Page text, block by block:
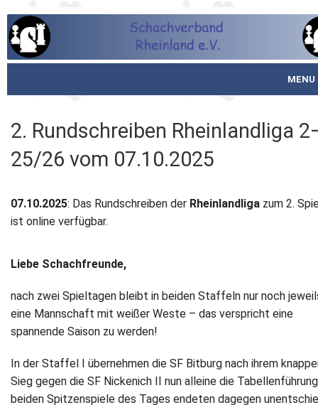
MENU
Schachjugend
Service
Kontakt
2. Rundschreiben Rheinlandliga
25/26 vom 07.10.2025
07.10.2025: Das Rundschreiben der Rheinlandliga zum 2.
ist online verfügbar.
Liebe Schachfreunde,
nach zwei Spieltagen bleibt in beiden Staffeln nur noch
eine Mannschaft mit weißer Weste – das verspricht eine
spannende Saison zu werden!
In der Staffel I übernehmen die SF Bitburg nach ihrem
Sieg gegen die SF Nickenich II nun alleine die
beiden Spitzenspiele des Tages endeten dagegen